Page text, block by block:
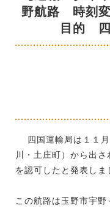
野航路 時刻
目的 四
四国運輸局は１１月
川・土庄町）から出
を認可したと発表しま
この航路は玉野市宇